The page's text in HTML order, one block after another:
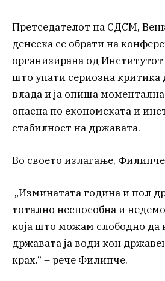
Претседателот на СДСМ,
денеска се обрати на
организирана од
што упати сериозна критика
влада и ја опиша
опасна по економската и
стабилност на државата.
Во своето излагање,
„Изминатата година и пол
тотално неспособна и
која што можам слободно да
државата ја води кон
крах.“ – рече Филипче.